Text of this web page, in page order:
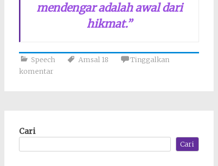
mendengar adalah awal dari
hikmat.”
Speech Amsal 18
Tinggalkan
komentar
Cari
Cari